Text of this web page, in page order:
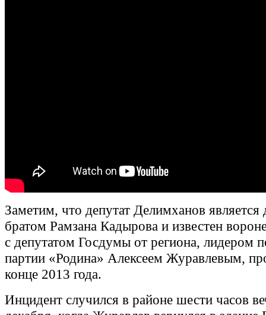
Заметим, что депутат Делимханов
братом Рамзана Кадырова и известен
с депутатом Госдумы от региона, лидером
партии «Родина» Алексеем Журавлевым,
конце 2013 года.
Инцидент случился в районе шести часов